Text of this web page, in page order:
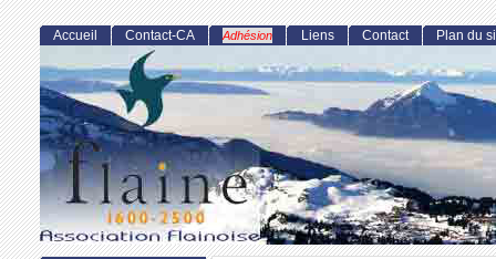
Accueil Contact-CA Adhésion Liens Contact Plan du